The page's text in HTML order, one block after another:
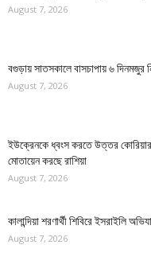
August 7, 2026
বগুড়ায় সাতসকালে বাসচাপায় ৬ দিনমজুর
August 7, 2026
ইউক্রেনকে ধ্বংস করতে উত্তর কোরিয়ার
মোতায়েন করছে রাশিয়া
August 7, 2026
কালান্দিয়া শরণার্থী শিবিরে ইসরাইলি
August 7, 2026